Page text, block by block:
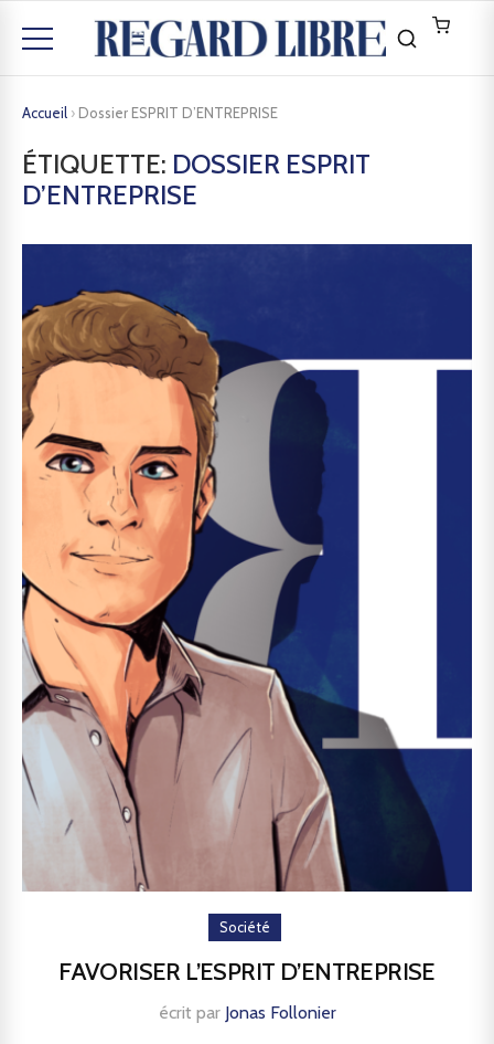
Accueil › Dossier ESPRIT D’ENTREPRISE
ÉTIQUETTE: DOSSIER ESPRIT
D’ENTREPRISE
Société
FAVORISER L’ESPRIT D’ENTREPRISE
écrit par Jonas Follonier